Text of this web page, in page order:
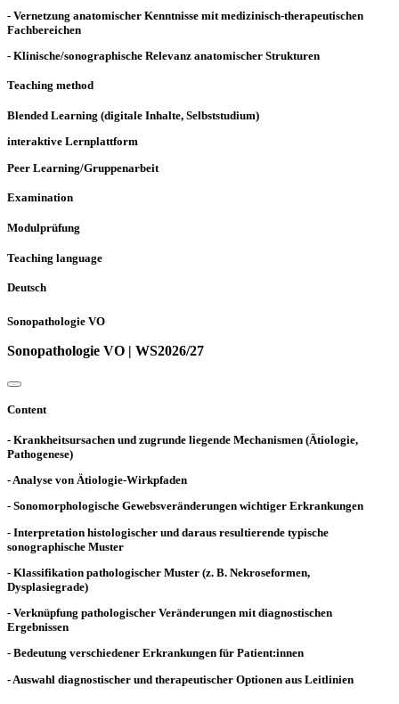
- Vernetzung anatomischer Kenntnisse mit medizinisch-therapeutischen
Fachbereichen
- Klinische/sonographische Relevanz anatomischer Strukturen
Teaching method
Blended Learning (digitale Inhalte, Selbststudium)
interaktive Lernplattform
Peer Learning/Gruppenarbeit
Examination
Modulprüfung
Teaching language
Deutsch
Sonopathologie VO
Sonopathologie VO | WS2026/27
Content
- Krankheitsursachen und zugrunde liegende Mechanismen (Ätiologie,
Pathogenese)
- Analyse von Ätiologie-Wirkpfaden
- Sonomorphologische Gewebsveränderungen wichtiger Erkrankungen
- Interpretation histologischer und daraus resultierende typische
sonographische Muster
- Klassifikation pathologischer Muster (z. B. Nekroseformen,
Dysplasiegrade)
- Verknüpfung pathologischer Veränderungen mit diagnostischen
Ergebnissen
- Bedeutung verschiedener Erkrankungen für Patient:innen
- Auswahl diagnostischer und therapeutischer Optionen aus Leitlinien